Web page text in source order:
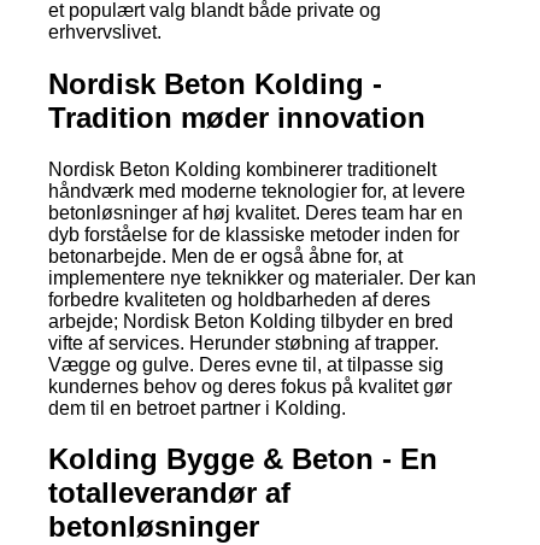
et populært valg blandt både private og
erhvervslivet.
Nordisk Beton Kolding -
Tradition møder innovation
Nordisk Beton Kolding kombinerer traditionelt
håndværk med moderne teknologier for, at levere
betonløsninger af høj kvalitet. Deres team har en
dyb forståelse for de klassiske metoder inden for
betonarbejde. Men de er også åbne for, at
implementere nye teknikker og materialer. Der kan
forbedre kvaliteten og holdbarheden af deres
arbejde; Nordisk Beton Kolding tilbyder en bred
vifte af services. Herunder støbning af trapper.
Vægge og gulve. Deres evne til, at tilpasse sig
kundernes behov og deres fokus på kvalitet gør
dem til en betroet partner i Kolding.
Kolding Bygge & Beton - En
totalleverandør af
betonløsninger